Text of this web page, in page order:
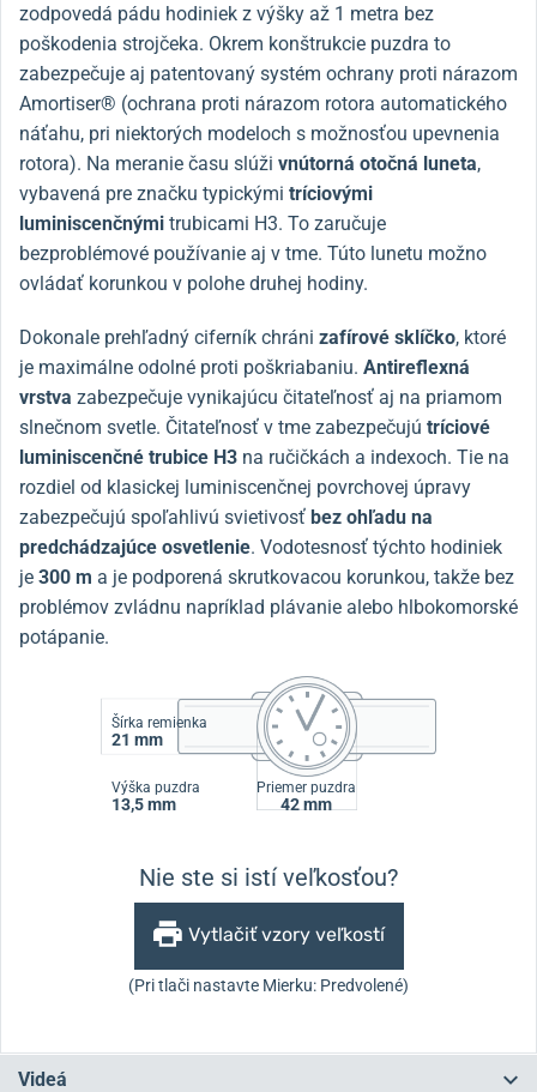
zodpovedá pádu hodiniek z výšky až 1 metra bez
poškodenia strojčeka. Okrem konštrukcie puzdra to
zabezpečuje aj patentovaný systém ochrany proti nárazom
Amortiser® (ochrana proti nárazom rotora automatického
náťahu, pri niektorých modeloch s možnosťou upevnenia
rotora). Na meranie času slúži vnútorná otočná luneta,
vybavená pre značku typickými tríciovými
luminiscenčnými trubicami H3. To zaručuje
bezproblémové používanie aj v tme. Túto lunetu možno
ovládať korunkou v polohe druhej hodiny.
Dokonale prehľadný ciferník chráni zafírové sklíčko, ktoré
je maximálne odolné proti poškriabaniu. Antireflexná
vrstva zabezpečuje vynikajúcu čitateľnosť aj na priamom
slnečnom svetle. Čitateľnosť v tme zabezpečujú tríciové
luminiscenčné trubice H3 na ručičkách a indexoch. Tie na
rozdiel od klasickej luminiscenčnej povrchovej úpravy
zabezpečujú spoľahlivú svietivosť bez ohľadu na
predchádzajúce osvetlenie. Vodotesnosť týchto hodiniek
je 300 m a je podporená skrutkovacou korunkou, takže bez
problémov zvládnu napríklad plávanie alebo hlbokomorské
potápanie.
Šírka remienka
21 mm
Výška puzdra
13,5 mm
Priemer puzdra
42 mm
Nie ste si istí veľkosťou?
Vytlačiť vzory veľkostí
(Pri tlači nastavte Mierku: Predvolené)
Videá